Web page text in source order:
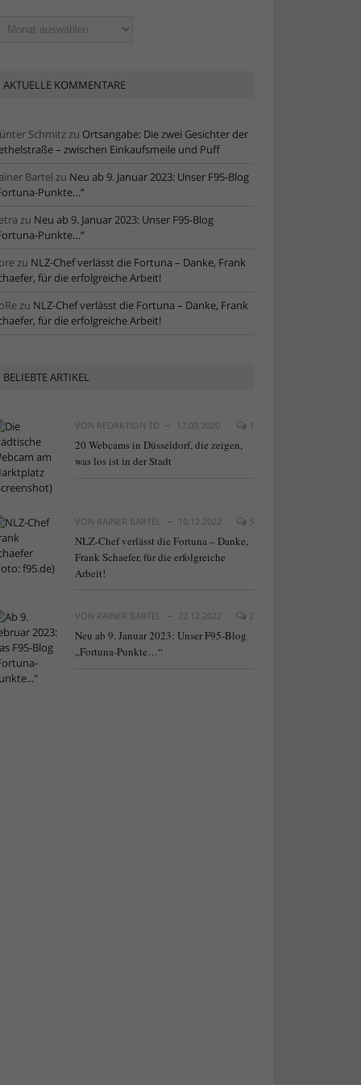
AKTUELLE KOMMENTARE
Schmitzzu Ortsangabe: Die zwei Gesichter der
– zwischen Einkaufsmeile und Puff
Bartel zu Neu ab 9. Januar 2023: Unser F95-Blog
Punkte…“
zu Neu ab 9. Januar 2023: Unser F95-Blog
Punkte…“
zu NLZ-Chef verlässt die Fortuna – Danke, Frank
für die erfolgreiche Arbeit!
zu NLZ-Chef verlässt die Fortuna – Danke, Frank
für die erfolgreiche Arbeit!
BELIEBTE ARTIKEL
VON REDAKTION TD 17.09.2020 1
20 Webcams in Düsseldorf, die zeigen,
was los ist in der Stadt
VON RAINER BARTEL 10.12.2022 5
NLZ-Chef verlässt die Fortuna – Danke,
Frank Schaefer, für die erfolgreiche
Arbeit!
VON RAINER BARTEL 22.12.2022 2
Neu ab 9. Januar 2023: Unser F95-Blog
„Fortuna-Punkte…“